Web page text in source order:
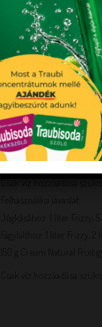
Jégkásához: 1 liter
Fagylalthoz: 1 liter Frizzy,
EMUL-CO – M-Gel
150 g Cream Natural
CREAM NATURAL FRUIT –
Rostos jégkása:
Felhasználási javaslat:
Jégkásához: 1 liter Frizzy,
Fagylalthoz: 1 liter Frizzy,
150 g Cream Natural Fruit